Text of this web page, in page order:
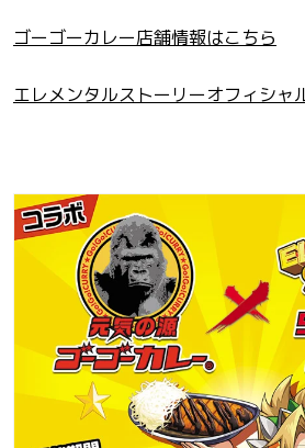
ゴーゴーカレー店舗情報はこちら
エレメンタルストーリーオフィシャ